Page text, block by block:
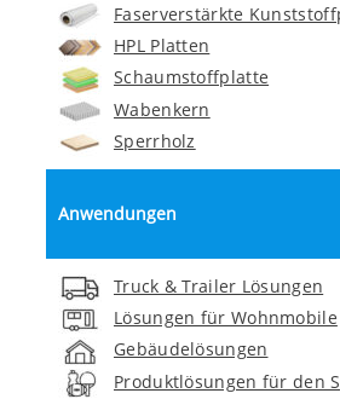
Faserverstärkte
HPL Platten
Schaumstoffplatte
Wabenkern
Sperrholz
Anwendungen
Truck & Trailer Lösungen
Lösungen für Wohnmobile
Gebäudelösungen
Produktlösungen für den